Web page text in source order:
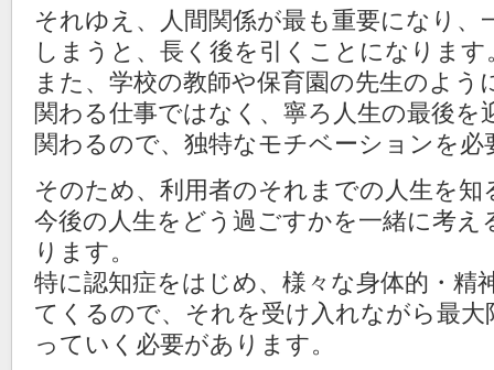
それゆえ、人間関係が最も重要になり、
しまうと、長く後を引くことになります
また、学校の教師や保育園の先生のよう
関わる仕事ではなく、寧ろ人生の最後を
関わるので、独特なモチベーションを必
そのため、利用者のそれまでの人生を
今後の人生をどう過ごすかを一緒に考え
ります。
特に認知症をはじめ、様々な身体的・精
てくるので、それを受け入れながら最大
っていく必要があります。